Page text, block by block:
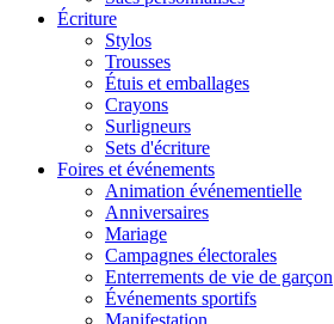
Écriture
Stylos
Trousses
Étuis et emballages
Crayons
Surligneurs
Sets d'écriture
Foires et événements
Animation événementielle
Anniversaires
Mariage
Campagnes électorales
Enterrements de vie de garçon
Événements sportifs